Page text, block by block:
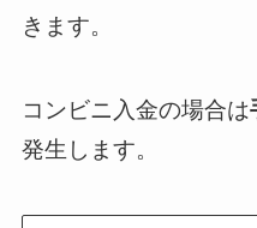
きます。
コンビニ入金の場合は
発生します。